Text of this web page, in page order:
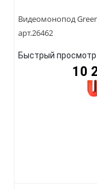
Видеомонопод
арт.26462
Быстрый просмотр
10